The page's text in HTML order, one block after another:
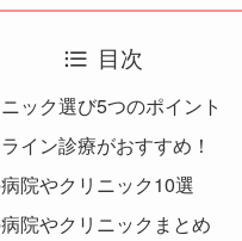
目次
ック選び5つのポイント
イン診療がおすすめ！
院やクリニック10選
院やクリニックまとめ